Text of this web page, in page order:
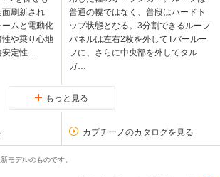
刷新され
ムと電動化
や乗り心地
安定性…
普通の幌ではなく、普段はハードト
ップ状態となる。3分割できるルーフ
パネルは左右2枚を外してTバールー
フに、さらに中央部を外してタル
ガ…
もっと見る
カプチーノのカタログを見る
モデルのものです。